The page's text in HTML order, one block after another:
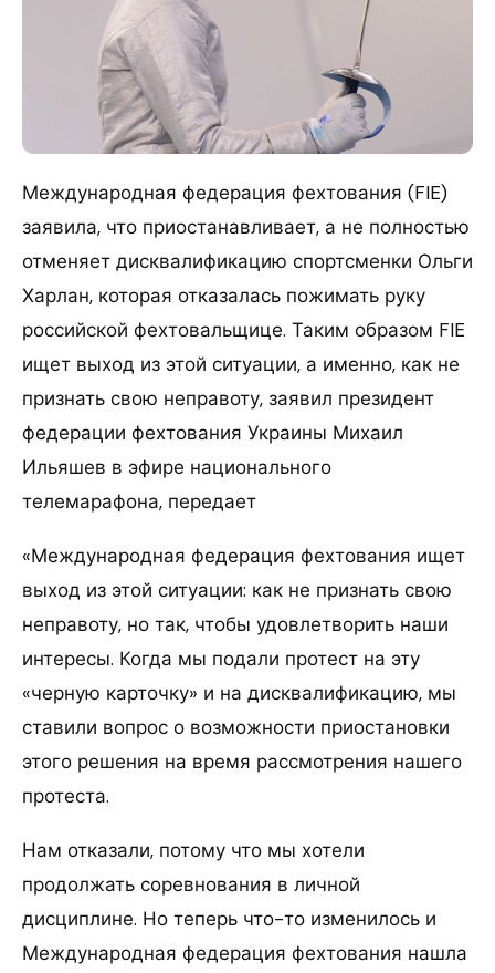
Международная федерация фехтования (FIE)
заявила, что приостанавливает, а не полностью
отменяет дисквалификацию спортсменки Ольги
Харлан, которая отказалась пожимать руку
российской фехтовальщице. Таким образом FIE
ищет выход из этой ситуации, а именно, как не
признать свою неправоту, заявил президент
федерации фехтования Украины Михаил
Ильяшев в эфире национального
телемарафона, передает
«Международная федерация фехтования ищет
выход из этой ситуации: как не признать свою
неправоту, но так, чтобы удовлетворить наши
интересы. Когда мы подали протест на эту
«черную карточку» и на дисквалификацию, мы
ставили вопрос о возможности приостановки
этого решения на время рассмотрения нашего
протеста.
Нам отказали, потому что мы хотели
продолжать соревнования в личной
дисциплине. Но теперь что-то изменилось и
Международная федерация фехтования нашла